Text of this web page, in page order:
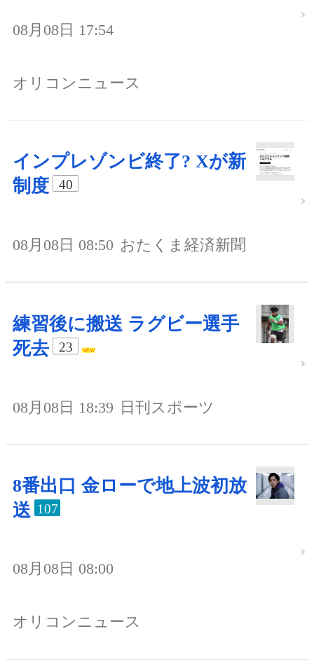
08月08日 17:54
オリコンニュース
インプレゾンビ終了? Xが新
制度
40
08月08日 08:50 おたくま経済新聞
練習後に搬送 ラグビー選手
死去
23
08月08日 18:39 日刊スポーツ
8番出口 金ローで地上波初放
送 107
08月08日 08:00
オリコンニュース